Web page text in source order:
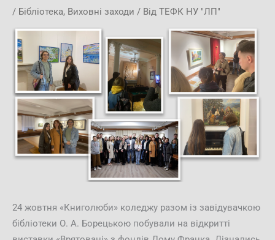
/ Бібліотека, Виховні заходи / Від ТЕФК НУ "ЛП"
24 жовтня «Книголюби» коледжу разом із завідувачкою
бібліотеки О. А. Борецькою побували на відкритті